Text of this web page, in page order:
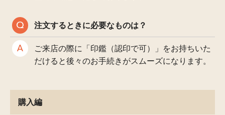
注文するときに必要なものは？
ご来店の際に「印鑑（認印で可）」をお持ちいた
だけると後々のお手続きがスムーズになります。
購入編